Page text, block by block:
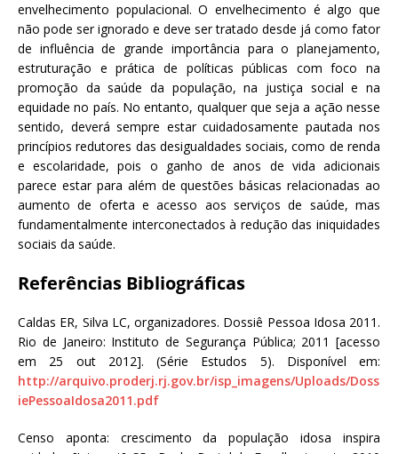
envelhecimento populacional. O envelhecimento é algo que
não pode ser ignorado e deve ser tratado desde já como fator
de influência de grande importância para o planejamento,
estruturação e prática de políticas públicas com foco na
promoção da saúde da população, na justiça social e na
equidade no país. No entanto, qualquer que seja a ação nesse
sentido, deverá sempre estar cuidadosamente pautada nos
princípios redutores das desigualdades sociais, como de renda
e escolaridade, pois o ganho de anos de vida adicionais
parece estar para além de questões básicas relacionadas ao
aumento de oferta e acesso aos serviços de saúde, mas
fundamentalmente interconectados à redução das iniquidades
sociais da saúde.
Referências Bibliográficas
Caldas ER, Silva LC, organizadores. Dossiê Pessoa Idosa 2011.
Rio de Janeiro: Instituto de Segurança Pública; 2011 [acesso
em 25 out 2012]. (Série Estudos 5). Disponível em:
http://arquivo.proderj.rj.gov.br/isp_imagens/Uploads/Doss
iePessoaIdosa2011.pdf
Censo aponta: crescimento da população idosa inspira